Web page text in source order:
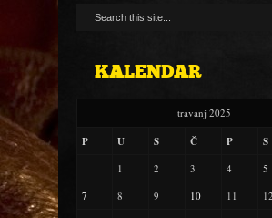
KALENDAR
travanj 2025
P U S Č P S
1 2 3 4 5
7
8 9 10 11 12